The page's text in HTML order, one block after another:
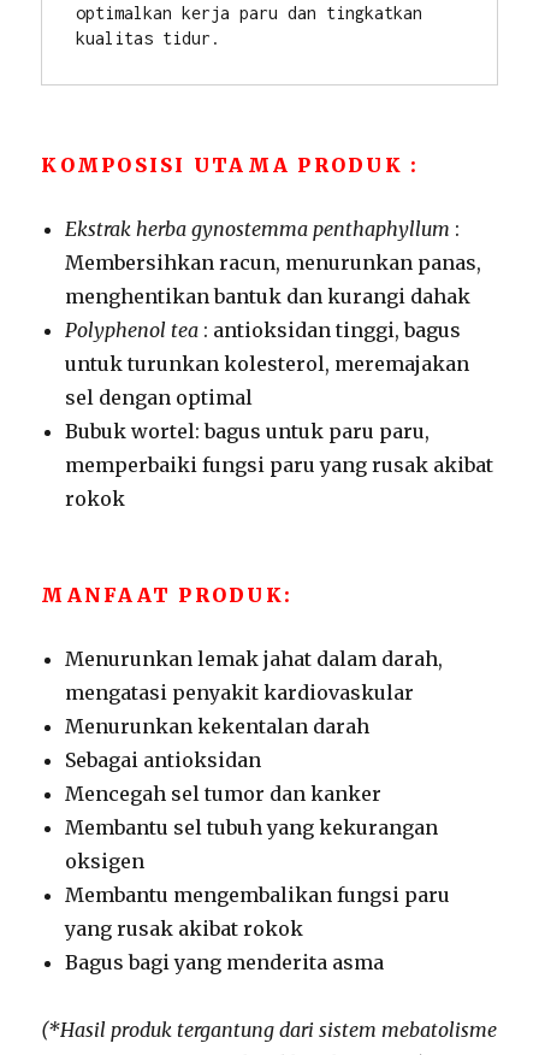
optimalkan kerja paru dan tingkatkan
kualitas tidur.
KOMPOSISI UTAMA PRODUK :
Ekstrak herba gynostemma penthaphyllum :
Membersihkan racun, menurunkan panas,
menghentikan bantuk dan kurangi dahak
Polyphenol tea : antioksidan tinggi, bagus
untuk turunkan kolesterol, meremajakan
sel dengan optimal
Bubuk wortel: bagus untuk paru paru,
memperbaiki fungsi paru yang rusak akibat
rokok
MANFAAT PRODUK:
Menurunkan lemak jahat dalam darah,
mengatasi penyakit kardiovaskular
Menurunkan kekentalan darah
Sebagai antioksidan
Mencegah sel tumor dan kanker
Membantu sel tubuh yang kekurangan
oksigen
Membantu mengembalikan fungsi paru
yang rusak akibat rokok
Bagus bagi yang menderita asma
(*Hasil produk tergantung dari sistem mebatolisme